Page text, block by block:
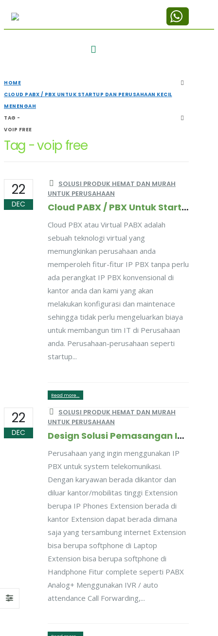
HOME
CLOUD PABX / PBX UNTUK STARTUP DAN PERUSAHAAN KECIL
MENENGAH
TAG -
VOIP FREE
Tag - voip free
22
DEC
SOLUSI PRODUK HEMAT DAN MURAH
UNTUK PERUSAHAAN
Cloud PABX / PBX Untuk StartUP dan Perusahaan Kecil Menengah
Cloud PBX atau Virtual PABX adalah
sebuah teknologi virtual yang
memungkinkan perusahaan anda
memperoleh fitur-fitur IP PBX tanpa perlu
ada perangkat IP PBX konvensional di
kantor anda dan kami yang akan
melakukan konfigurasi dan maintenace
sehingga tidak perlu mengeluarkan biaya
untuk membangun tim IT di Perusahaan
anda. Perusahaan-perusahaan seperti
startup...
Read more...
22
DEC
SOLUSI PRODUK HEMAT DAN MURAH
UNTUK PERUSAHAAN
Design Solusi Pemasangan IP PBX Untuk Perusahaan Dengan Mobilitas Karyawan Tinggi
Perusahaan yang ingin menggunakan IP
PBX untuk system telekomunikasi.
Dengan karyawan berada dikantor dan
diluar kantor/mobilitas tinggi Extension
berupa IP Phones Extension berada di
kantor Extension dapat berada dimana
saja yang tersambung internet Extension
bisa berupa softphone di Laptop
Extension bisa berupa softphone di
Handphone Fitur complete seperti PABX
Analog+ Menggunakan IVR / auto
attendance Call Forwarding,...